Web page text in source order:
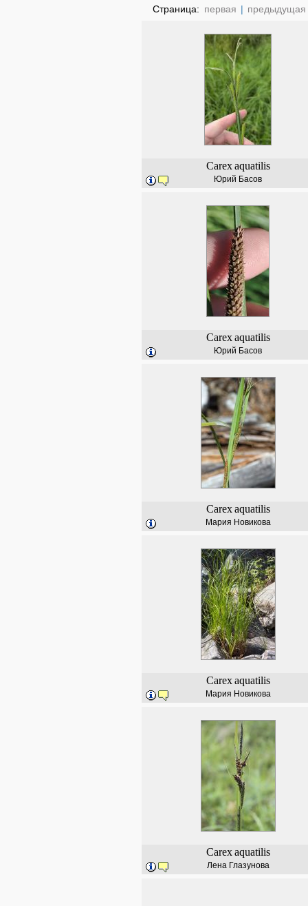
Страница: первая | предыдущая
Carex aquatilis
Юрий Басов
Carex aquatilis
Юрий Басов
Carex aquatilis
Мария Новикова
Carex aquatilis
Мария Новикова
Carex aquatilis
Лена Глазунова